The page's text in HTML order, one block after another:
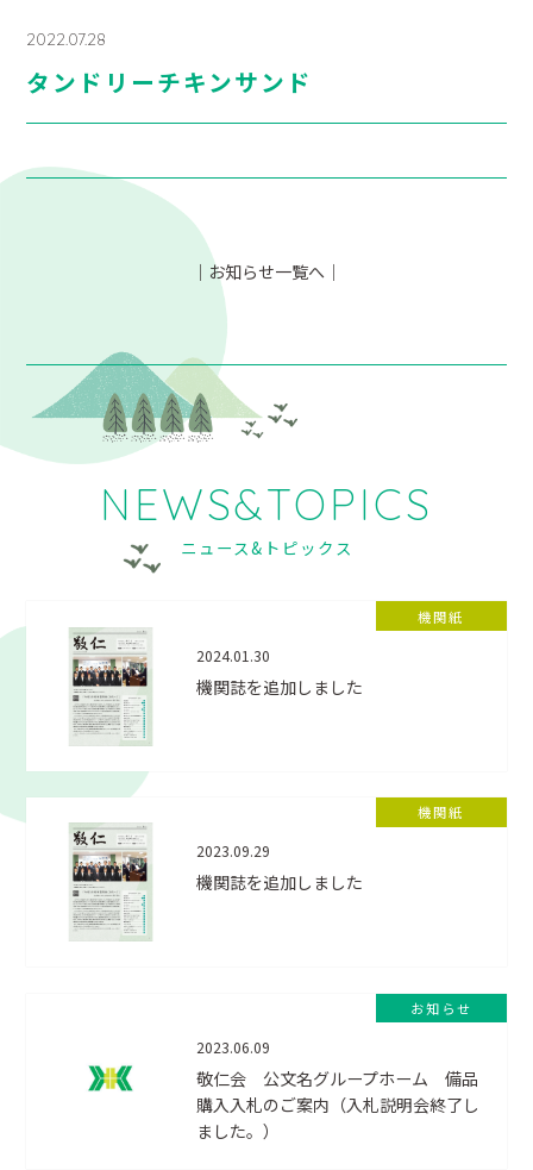
2022.07.28
タンドリーチキンサンド
｜お知らせ一覧へ｜
NEWS&TOPICS
ニュース&トピックス
機関紙
2024.01.30
機関誌を追加しました
機関紙
2023.09.29
機関誌を追加しました
お知らせ
2023.06.09
敬仁会 公文名グループホーム 備品
購入入札のご案内（入札説明会終了し
ました。）